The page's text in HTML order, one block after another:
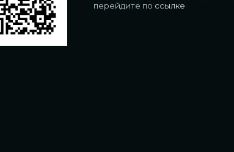
перейдите по ссылке